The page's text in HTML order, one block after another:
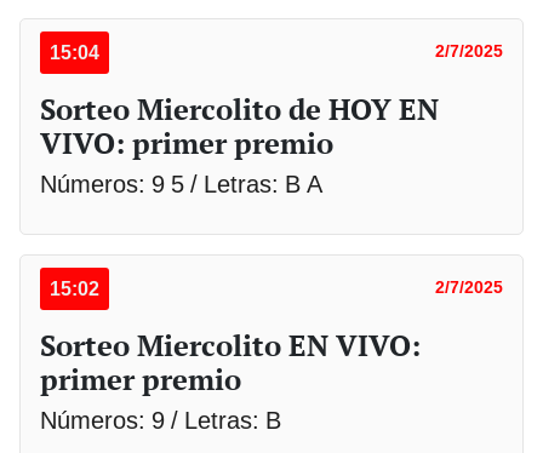
15:04 2/7/2025
Sorteo Miercolito de HOY EN
VIVO: primer premio
Números: 9 5 / Letras: B A
15:02 2/7/2025
Sorteo Miercolito EN VIVO:
primer premio
Números: 9 / Letras: B